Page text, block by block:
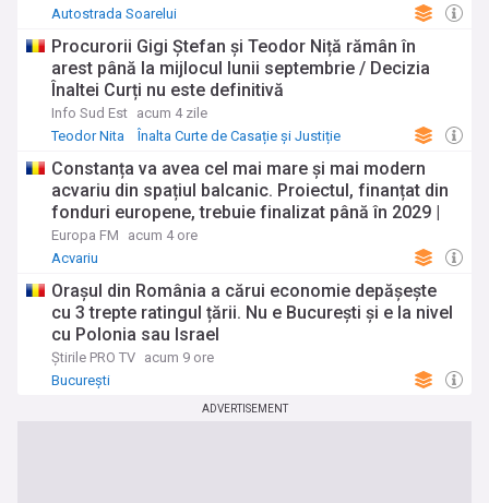
Autostrada Soarelui
Procurorii Gigi Ștefan și Teodor Niță rămân în
arest până la mijlocul lunii septembrie / Decizia
Înaltei Curți nu este definitivă
Info Sud Est acum 4 zile
Teodor Nita
Înalta Curte de Casație și Justiție
Constanța va avea cel mai mare și mai modern
acvariu din spațiul balcanic. Proiectul, finanțat din
fonduri europene, trebuie finalizat până în 2029 |
Galerie Foto
Europa FM
acum 4 ore
Acvariu
Orașul din România a cărui economie depășește
cu 3 trepte ratingul țării. Nu e București și e la nivel
cu Polonia sau Israel
Știrile PRO TV acum 9 ore
București
ADVERTISEMENT